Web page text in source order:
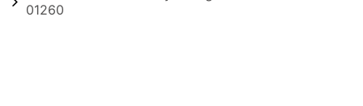
01260